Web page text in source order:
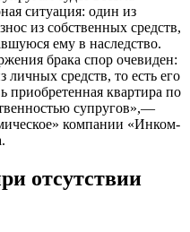
ситуация: один из
из собственных средств,
ему в наследство.
брака спор очевиден:
личных средств, то есть его
приобретенная квартира по
супругов»,—
компании «Инком-
отсутствии